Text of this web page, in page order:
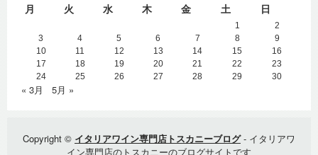
月
火 水 木 金 土 日
1
2
3
4 5 6 7 8
9
10
11 12 13 14 15
16
17
18 19 20 21 22
23
24
25 26 27 28 29 30
« 3月 5月 »
Copyright © イタリアワイン専門店トスカニーブログ- イタリアワ
イン専門店のトスカニーのブログサイトです